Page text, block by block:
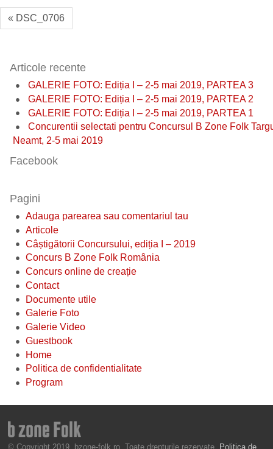
« DSC_0706
Articole recente
GALERIE FOTO: Ediția I – 2-5 mai 2019, PARTEA 3
GALERIE FOTO: Ediția I – 2-5 mai 2019, PARTEA 2
GALERIE FOTO: Ediția I – 2-5 mai 2019, PARTEA 1
Concurentii selectati pentru Concursul B Zone Folk
Neamt, 2-5 mai 2019
Facebook
Pagini
Adauga parearea sau comentariul tau
Articole
Câștigătorii Concursului, ediția I – 2019
Concurs B Zone Folk România
Concurs online de creație
Contact
Documente utile
Galerie Foto
Galerie Video
Guestbook
Home
Politica de confidentialitate
Program
© Copyright 2019, bzone-folk.ro. Toate drepturile rezervate. Politica de